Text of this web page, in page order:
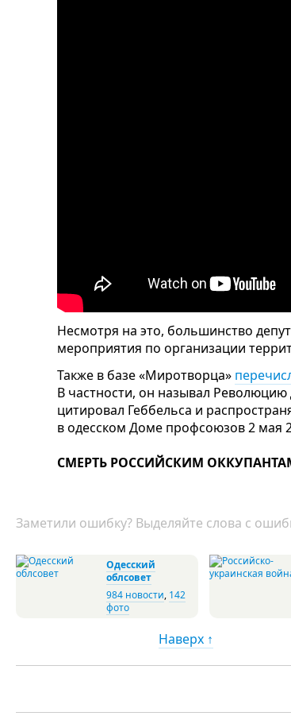
Несмотря на это, большинство
мероприятия по организации
Также в базе «Миротворца»
В частности, он называл
цитировал Геббельса и
в одесском Доме профсоюзов 2 мая
СМЕРТЬ РОССИЙСКИМ
Заметили ошибку? Выделяйте слова с
Одесский
облсовет
984 новости, 142
фото
Наверх ↑